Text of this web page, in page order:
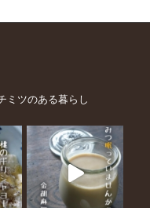
ミツのある暮らし